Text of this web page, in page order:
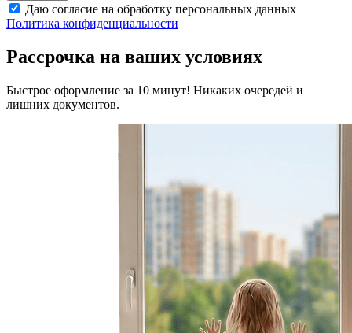
Даю согласие на обработку персональных данных
Политика конфиденциальности
Рассрочка на ваших условиях
Быстрое оформление за 10 минут! Никаких очередей и
лишних документов.